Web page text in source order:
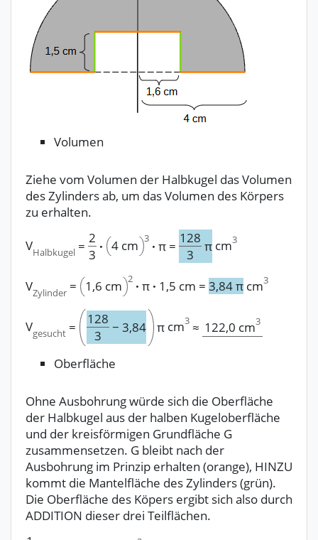
Volumen
Ziehe vom Volumen der Halbkugel das Volumen
des Zylinders ab, um das Volumen des Körpers
zu erhalten.
VHalbkugel =
2
3
· 4 cm 3 · π =
128
3
π cm3
VZylinder = 1,6 cm 2 · π · 1,5 cm = 3,84π cm3
Vgesucht =
128
3
− 3,84 π cm3 ≈ 122,0 cm3
Oberfläche
Ohne Ausbohrung würde sich die Oberfläche
der Halbkugel aus der halben Kugeloberfläche
und der kreisförmigen Grundfläche G
zusammensetzen. G bleibt nach der
Ausbohrung im Prinzip erhalten (orange), HINZU
kommt die Mantelfläche des Zylinders (grün).
Die Oberfläche des Köpers ergibt sich also durch
ADDITION dieser drei Teilflächen.